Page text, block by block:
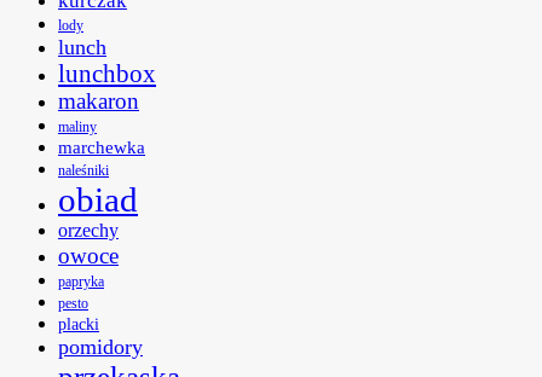
lody
lunch
lunchbox
makaron
maliny
marchewka
naleśniki
obiad
orzechy
owoce
papryka
pesto
placki
pomidory